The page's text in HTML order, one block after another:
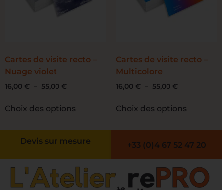
Cartes de visite recto –
Nuage violet
16,00 € – 55,00 €
Choix des options
Cartes de visite recto –
Multicolore
16,00 € – 55,00 €
Choix des options
Devis sur mesure +33 (0)4 67 52 47 20